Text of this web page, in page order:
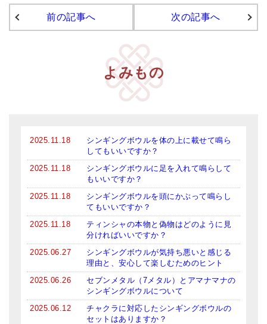
お客様の声前の記事へ 次の記事へ
よみもの
2025.11.18
シンギングボウルを体の上に載せて鳴ら
してもいいですか？
2025.11.18
シンギングボウルに足を入れて鳴らして
もいいですか？
2025.11.18
シンギングボウルを頭にかぶって鳴らし
てもいいですか？
2025.11.18
ティンシャの本物と偽物はどのように見
分ければいいですか？
2025.06.27
シンギングボウルが気持ち悪いと感じる
理由と、安心して楽しむためのヒント
2025.06.26
セブンメタル（7メタル）とアマナマナの
シンギングボウルについて
2025.06.12
チャクラに対応したシンギングボウルの
セットはありますか？